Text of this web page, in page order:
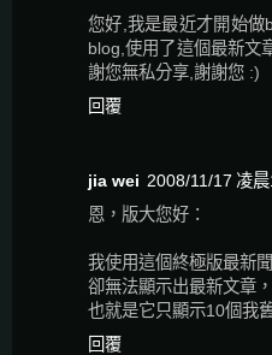
您好,我是最近才開始
blog,使用了這個最新文
謝您無私分享,謝謝您 :)
回覆
jia wei 2008/11/17 凌
恩，版大您好：
我使用這個終極版最新
卻無法顯示出最新文章
也就是它只顯示10個我
回覆